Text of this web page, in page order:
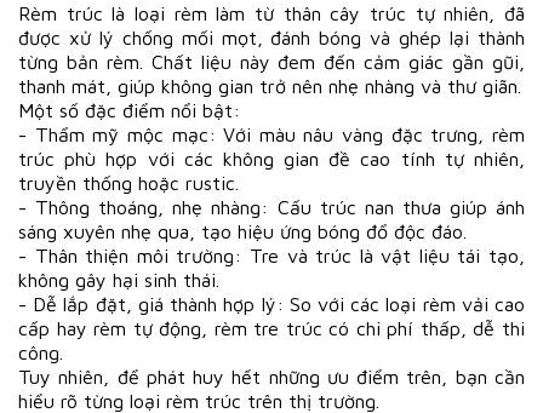
Rèm trúc là loại rèm làm từ thân cây trúc tự nhiên, đã
được xử lý chống mối mọt, đánh bóng và ghép lại thành
từng bản rèm. Chất liệu này đem đến cảm giác gần gũi,
thanh mát, giúp không gian trở nên nhẹ nhàng và thư giãn.
Một số đặc điểm nổi bật:
- Thẩm mỹ mộc mạc: Với màu nâu vàng đặc trưng, rèm
trúc phù hợp với các không gian đề cao tính tự nhiên,
truyền thống hoặc rustic.
- Thông thoáng, nhẹ nhàng: Cấu trúc nan thưa giúp ánh
sáng xuyên nhẹ qua, tạo hiệu ứng bóng đổ độc đáo.
- Thân thiện môi trường: Tre và trúc là vật liệu tái tạo,
không gây hại sinh thái.
- Dễ lắp đặt, giá thành hợp lý: So với các loại rèm vải cao
cấp hay rèm tự động, rèm tre trúc có chi phí thấp, dễ thi
công.
Tuy nhiên, để phát huy hết những ưu điểm trên, bạn cần
hiểu rõ từng loại rèm trúc trên thị trường.